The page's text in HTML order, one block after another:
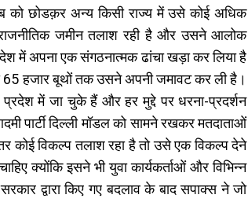
को छोडक़र अन्य किसी राज्य में उसे कोई अधिक
जमीन तलाश रही है और उसने आलोक
में अपना एक संगठनात्मक ढांचा खड़ा कर लिया है
65 हजार बूथों तक उसने अपनी जमावट कर ली है।
में जा चुके हैं और हर मुद्दे पर धरना-प्रदर्शन
पार्टी दिल्ली मॉडल को सामने रखकर मतदाताओं
कोई विकल्प तलाश रहा है तो उसे एक विकल्प देने
क्योंकि इसने भी युवा कार्यकर्ताओं और विभिन्न
द्वारा किए गए बदलाव के बाद सपाक्स ने जो